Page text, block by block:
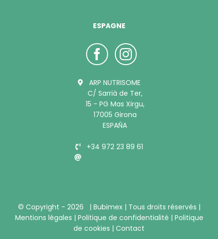
ESPAGNE
ARP NUTRISOME
C/ Sarrià de Ter,
15 - PG Mas Xirgu,
17005 Girona
ESPAÑA
+34 972 23 89 61
© Copyright - 2026 | Bubimex | Tous droits réservés |
Mentions légales | Politique de confidentialité | Politique
de cookies | Contact